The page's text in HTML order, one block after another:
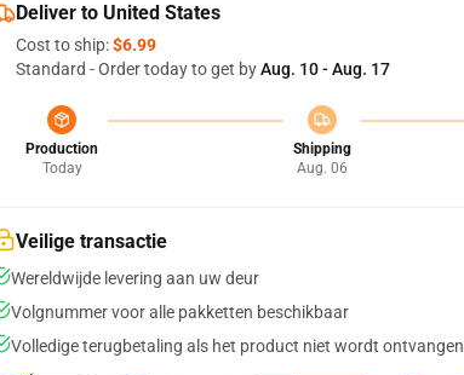
Deliver to United States
Cost to ship:$6.99
Standard - Order today to get byAug. 10 - Aug. 17
Production
Today
Shipping
Aug. 06
Veilige transactie
Wereldwijde levering aan uw deur
Volgnummer voor alle pakketten beschikbaar
Volledige terugbetaling als het product niet wordt ontvangen